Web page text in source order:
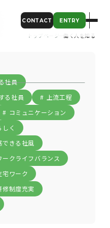
ENTRY
CONTACT
トップページ 働く人を知る
社員
る社員
上流工程
コミュニケーション
く
できる社風
ークライフバランス
宅ワーク
修制度充実